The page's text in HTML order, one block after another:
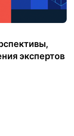
экспертов